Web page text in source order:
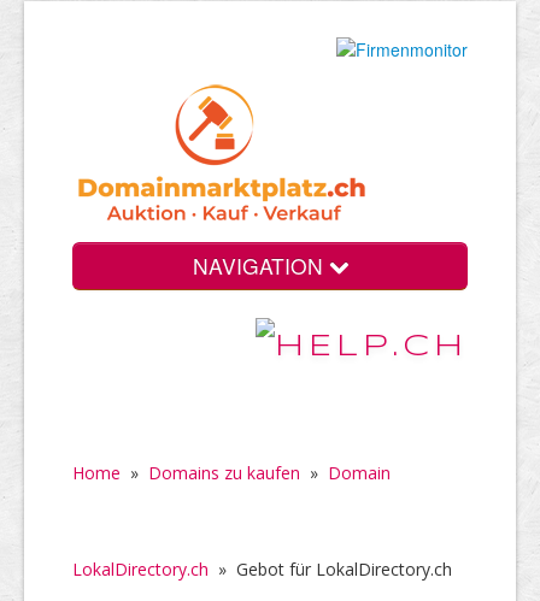
NAVIGATION
Home » Domains zu kaufen » Domain
LokalDirectory.ch » Gebot für LokalDirectory.ch